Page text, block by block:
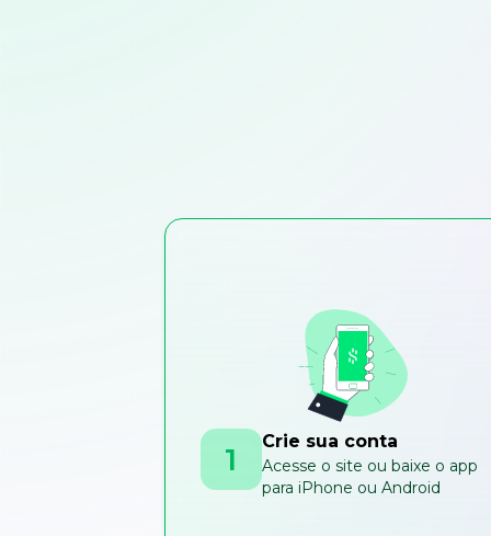
1 Crie sua conta
Acesse o site ou baixe o app
para iPhone ou Android